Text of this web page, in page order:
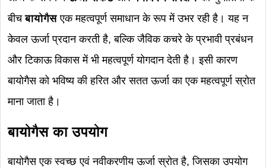
बीचबायोगैसएक महत्वपूर्ण समाधान के रूप में उभर रही है। यह न
केवल ऊर्जा प्रदान करती है, बल्कि जैविक कचरे के प्रभावी प्रबंधन
और टिकाऊ विकास में भी महत्वपूर्ण योगदान देती है। इसी कारण
बायोगैस को भविष्य की हरित और सतत ऊर्जा का एक महत्वपूर्ण स्रोत
माना जाता है।
बायोगैस का उपयोग
बायोगैस एक स्वच्छ एवं नवीकरणीय ऊर्जा स्रोत है, जिसका उपयोग